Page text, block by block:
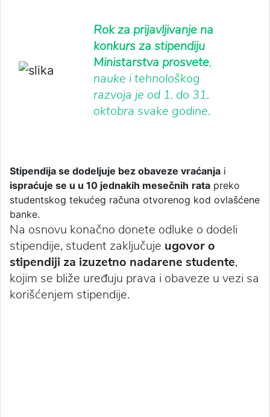
Rok za prijavljivanje na
konkurs za stipendiju
Ministarstva prosvete,
nauke i tehnološkog
razvoja je od 1. do 31.
oktobra svake godine.
Stipendija se dodeljuje bez obaveze vraćanja i
ispraćuje se u u 10 jednakih mesečnih rata preko
studentskog tekućeg računa otvorenog kod ovlašćene
banke.
Na osnovu konačno donete odluke o dodeli
stipendije, student zaključuje ugovor o
stipendiji za izuzetno nadarene studente,
kojim se bliže uređuju prava i obaveze u vezi sa
korišćenjem stipendije.